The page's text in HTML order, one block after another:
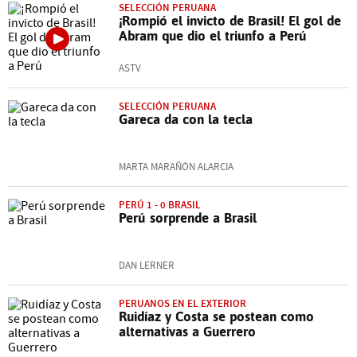
SELECCIÓN PERUANA
¡Rompió el invicto de Brasil! El gol de
Abram que dio el triunfo a Perú
ASTV
SELECCIÓN PERUANA
Gareca da con la tecla
MARTA MARAÑÓN ALARCIA
PERÚ 1 - 0 BRASIL
Perú sorprende a Brasil
DAN LERNER
PERUANOS EN EL EXTERIOR
Ruidíaz y Costa se postean como
alternativas a Guerrero